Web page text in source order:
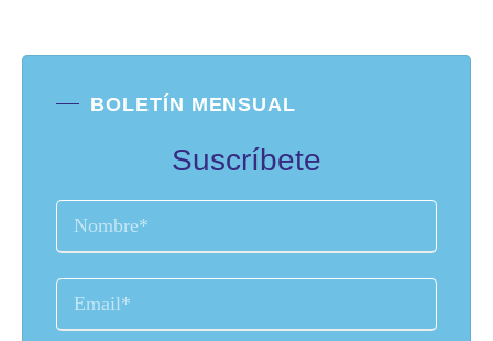
BOLETÍN MENSUAL
Suscríbete